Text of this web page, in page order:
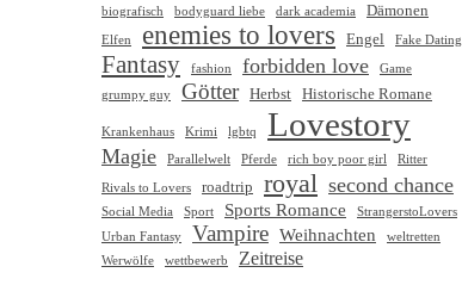
biografisch
bodyguard liebe dark academia Dämonen
Elfen enemies to lovers Engel Fake Dating
Fantasy fashion forbidden love
Game
grumpy guy
Götter Herbst Historische Romane
Krankenhaus Krimi lgbtq Lovestory
Magie Parallelwelt Pferde rich boy poor girl Ritter
Rivals to Lovers roadtrip royal second chance
Social Media Sport Sports Romance
StrangerstoLovers
Urban Fantasy
Vampire Weihnachten
weltretten
Werwölfe
wettbewerb Zeitreise